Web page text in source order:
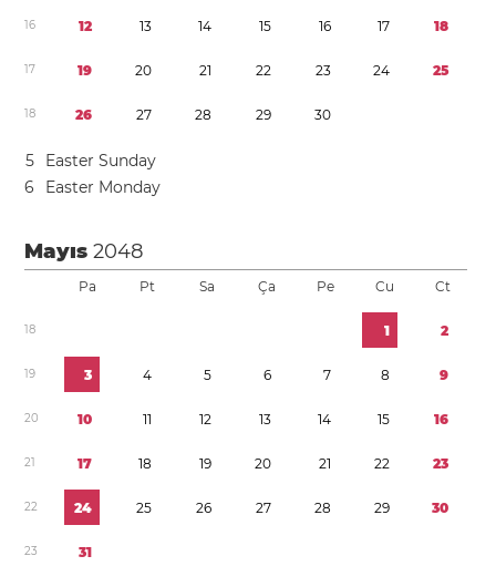
16 12 13 14 15 16 17 18
17 19 20 21 22 23 24 25
18 26 27 28 29 30
5
Easter Sunday
6
Easter Monday
Mayıs2048
Pa Pt Sa Ça Pe Cu Ct
18 1 2
19 3 4 5 6 7 8 9
20 10 11 12 13 14 15 16
21 17 18 19 20 21 22 23
22 24 25 26 27 28 29 30
23 31